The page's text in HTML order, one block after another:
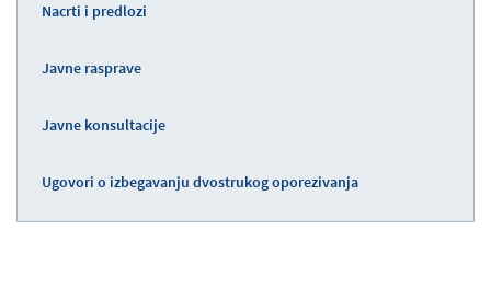
Nacrti i predlozi
Javne rasprave
Javne konsultacije
Ugovori o izbegavanju dvostrukog oporezivanja